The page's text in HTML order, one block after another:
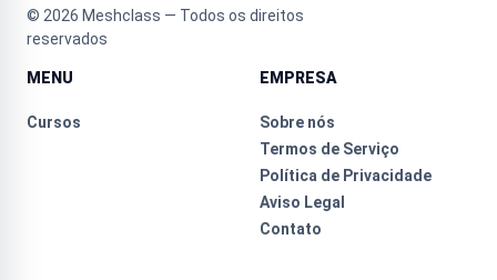
© 2026 Meshclass — Todos os direitos
reservados
MENU
Cursos
EMPRESA
Sobre nós
Termos de Serviço
Política de Privacidade
Aviso Legal
Contato